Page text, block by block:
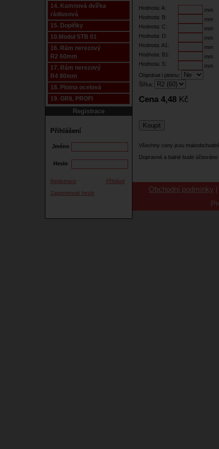
14. Kamnová dvířka
rádiusová
15. Doplňky
10.Modul STB 01
16. Rám nerezový
R2 60mm
17. Rám nerezový
R4 80mm
18. Plotna ocelová
19. GRIL PROFI
Registrace
Přihlášení
Jméno
Heslo
Registrace
Přihlásit
Zapomenuté heslo
Hodnota: A:
mm
Hodnota: B:
mm
Hodnota: C:
mm
Hodnota: D:
mm
Hodnota: A1:
mm
Hodnota: B1:
mm
Hodnota: S:
mm
Objednat i plotnu:
Šířka:
Cena 4,48 Kč
Všechny ceny jsou
Dopravné a balné bude
Obchodní podmínky |